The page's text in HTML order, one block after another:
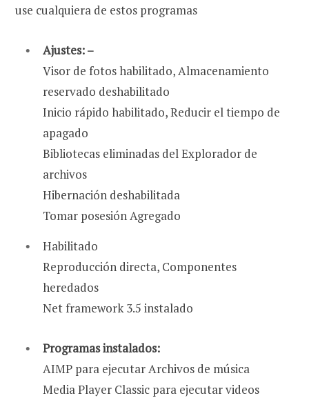
use cualquiera de estos programas
Ajustes: –
Visor de fotos habilitado, Almacenamiento
reservado deshabilitado
Inicio rápido habilitado, Reducir el tiempo de
apagado
Bibliotecas eliminadas del Explorador de
archivos
Hibernación deshabilitada
Tomar posesión Agregado
Habilitado
Reproducción directa, Componentes
heredados
Net framework 3.5 instalado
Programas instalados:
AIMP para ejecutar Archivos de música
Media Player Classic para ejecutar videos